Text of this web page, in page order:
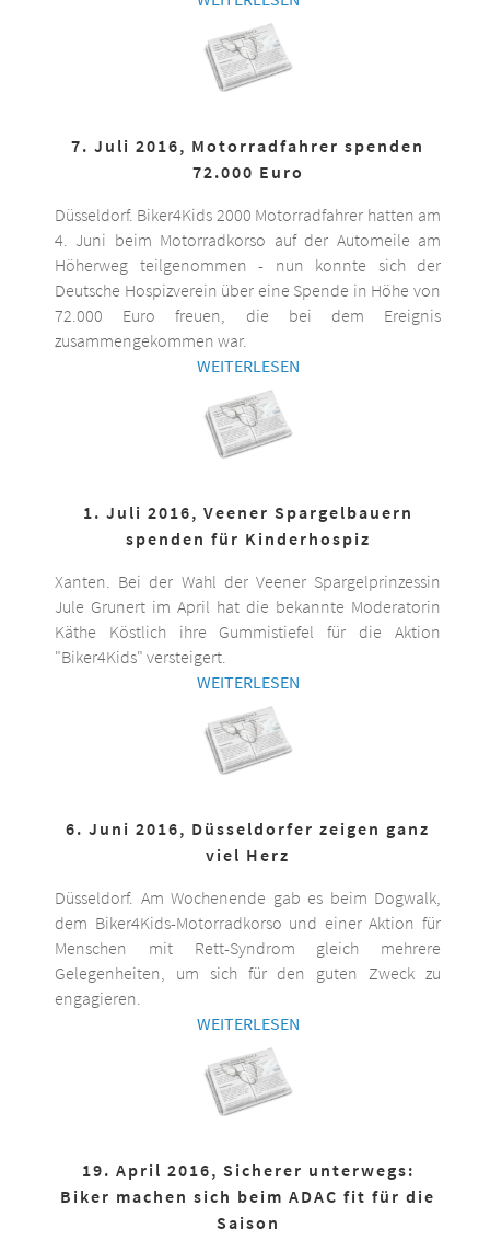
7. Juli 2016, Motorradfahrer spenden
72.000 Euro
Düsseldorf. Biker4Kids 2000 Motorradfahrer hatten am
4. Juni beim Motorradkorso auf der Automeile am
Höherweg teilgenommen - nun konnte sich der
Deutsche Hospizverein über eine Spende in Höhe von
72.000 Euro freuen, die bei dem Ereignis
zusammengekommen war.
WEITERLESEN
1. Juli 2016, Veener Spargelbauern
spenden für Kinderhospiz
Xanten. Bei der Wahl der Veener Spargelprinzessin
Jule Grunert im April hat die bekannte Moderatorin
Käthe Köstlich ihre Gummistiefel für die Aktion
"Biker4Kids" versteigert.
WEITERLESEN
6. Juni 2016, Düsseldorfer zeigen ganz
viel Herz
Düsseldorf. Am Wochenende gab es beim Dogwalk,
dem Biker4Kids-Motorradkorso und einer Aktion für
Menschen mit Rett-Syndrom gleich mehrere
Gelegenheiten, um sich für den guten Zweck zu
engagieren.
WEITERLESEN
19. April 2016, Sicherer unterwegs:
Biker machen sich beim ADAC fit für die
Saison